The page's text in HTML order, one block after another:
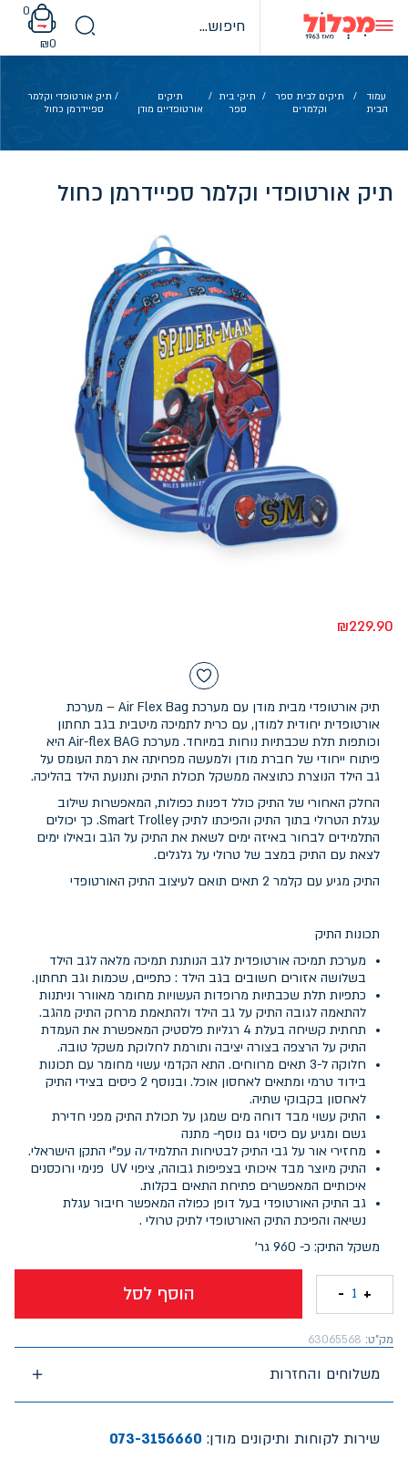
content
0
₪0
עמוד
הבית
/
תיקים לבית ספר
וקלמרים
/ תיקי בית
ספר
/
תיקים
אורטופדיים מודן
/ תיק אורטופדי וקלמר
ספיידרמן כחול
תיק אורטופדי וקלמר ספיידרמן כחול
₪229.90
תיק אורטופדי מבית מודן עם מערכת Air Flex Bag – מערכת
אורטופדית יחודית למודן, עם כרית לתמיכה מיטבית בגב תחתון
וכותפות תלת שכבתיות נוחות במיוחד. מערכת Air-flex BAG היא
פיתוח ייחודי של חברת מודן ולמעשה מפחיתה את רמת העומס על
גב הילד הנוצרת כתוצאה ממשקל תכולת התיק ותנועת הילד בהליכה.
החלק האחורי של התיק כולל דפנות כפולות, המאפשרות שילוב
עגלת הטרולי בתוך התיק והפיכתו לתיק Smart Trolley. כך יכולים
התלמידים לבחור באיזה ימים לשאת את התיק על הגב ובאילו ימים
לצאת עם התיק במצב של טרולי על גלגלים.
התיק מגיע עם קלמר 2 תאים תואם לעיצוב התיק האורטופדי
תכונות התיק
מערכת תמיכה אורטופדית לגב הנותנת תמיכה מלאה לגב הילד
בשלושה אזורים חשובים בגב הילד : כתפיים, שכמות וגב תחתון.
כתפיות תלת שכבתיות מרופדות העשויות מחומר מאוורר וניתנות
להתאמה לגובה התיק על גב הילד ולהתאמת מרחק התיק מהגב.
תחתית קשיחה בעלת 4 רגליות פלסטיק המאפשרת את העמדת
התיק על הרצפה בצורה יציבה ותורמת לחלוקת משקל טובה.
חלוקה ל-3 תאים מרווחים. התא הקדמי עשוי מחומר עם תכונות
בידוד טרמי ומתאים לאחסון אוכל. ובנוסף 2 כיסים בצידי התיק
לאחסון בקבוקי שתיה.
התיק עשוי מבד דוחה מים שמגן על תכולת התיק מפני חדירת
גשם ומגיע עם כיסוי גם נוסף- מתנה
מחזירי אור על גבי התיק לבטיחות התלמיד/ה עפ"י התקן הישראלי.
התיק מיוצר מבד איכותי בצפיפות גבוהה, ציפוי UV פנימי ורוכסנים
איכותיים המאפשרים פתיחת התאים בקלות.
גב התיק האורטופדי בעל דופן כפולה המאפשר חיבור עגלת
נשיאה והפיכת התיק האורטופדי לתיק טרולי .
משקל התיק: כ- 960 גר'
הוסף לסל +
1
-
מק"ט: 63065568
משלוחים והחזרות
שירות לקוחות ותיקונים מודן: 073-3156660